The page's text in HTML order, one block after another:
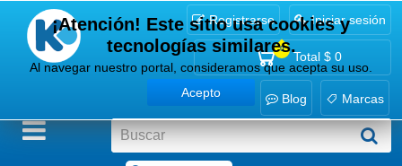
Registrarse Iniciar sesión
0
Total $ 0
Blog Marcas
¡Atención! Este sitio usa cookies y
tecnologías similares.
Al navegar nuestro portal, consideramos que acepta su uso.
Acepto